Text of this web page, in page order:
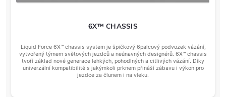
6X™ CHASSIS
Liquid Force 6X™ chassis system je špičkový 6palcový podvozek vázání,
vytvořený týmem světových jezdců a neúnavných designérů. 6X™ chassis
tvoří základ nové generace lehkých, pohodlných a citlivých vázání. Díky
univerzální kompatibilitě s jakýmkoli prknem přináší zábavu i výkon pro
jezdce za člunem i na vleku.